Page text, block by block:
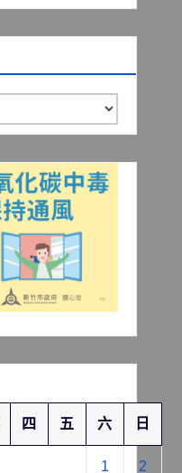
四 五 六 日
1 2